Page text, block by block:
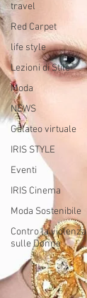
travel
Red Carpet
life style
Lezioni di Stile
Moda
NEWS
Galateo virtuale
IRIS STYLE
Eventi
IRIS Cinema
Moda Sostenibile
Contro la violenza
sulle Donne